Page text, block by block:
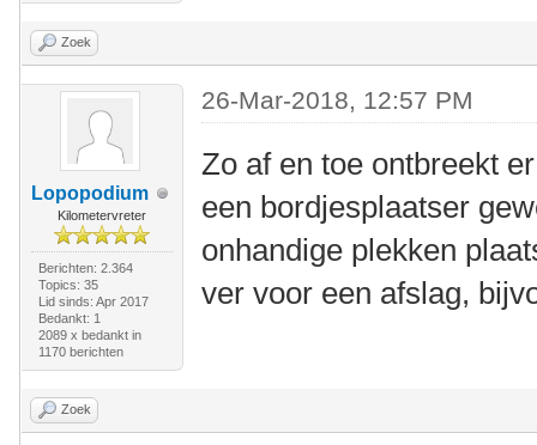
Zoek
Lopopodium
Kilometervreter
Berichten: 2.364
Topics: 35
Lid sinds: Apr 2017
Bedankt: 1
2089 x bedankt in
1170 berichten
26-Mar-2018, 12:57 PM
Zo af en toe ontbreekt
een bordjesplaatser
onhandige plekken
ver voor een afslag,
Zoek